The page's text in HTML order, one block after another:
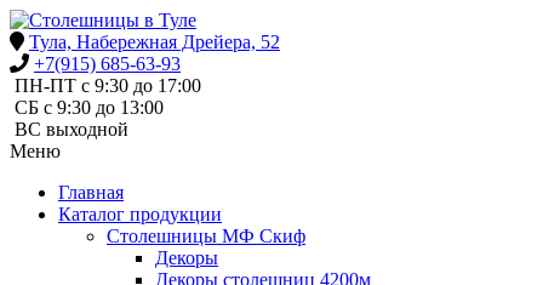
Тула, Набережная Дрейера, 52
+7(915) 685-63-93
ПН-ПТ с 9:30 до 17:00
СБ с 9:30 до 13:00
ВС выходной
Меню
Главная
Каталог продукции
Столешницы МФ Скиф
Декоры
Декоры столешниц 4200м